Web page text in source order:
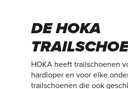
DE HOKA
HOKA heeft trailschoenen
hardloper en voor elke
trailschoenen die ook